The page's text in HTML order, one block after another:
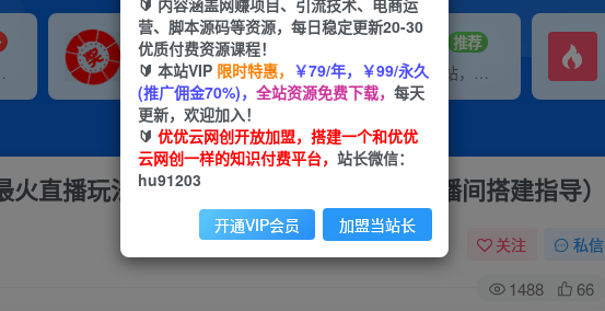
路子。
VIP推广
70%分佣
会员专属推广链接
招募站长 推荐
搭建同款网站，自己当老板
直播玩法（兔费游戏+开通VR权限+直播间搭建指导）
关注 私信
1488 66
营、脚本源码等资源，每日稳定更新20-30
优质付费资源课程！
🔰 本站VIP 限时特惠， ￥79/年，￥99/永久
(推广佣金70%)， 全站资源免费下载， 每天
更新，欢迎加入！
🔰 优优云网创开放加盟，搭建一个和优优
云网创一样的知识付费平台， 站长微信：
hu91203
开通VIP会员 加盟当站长